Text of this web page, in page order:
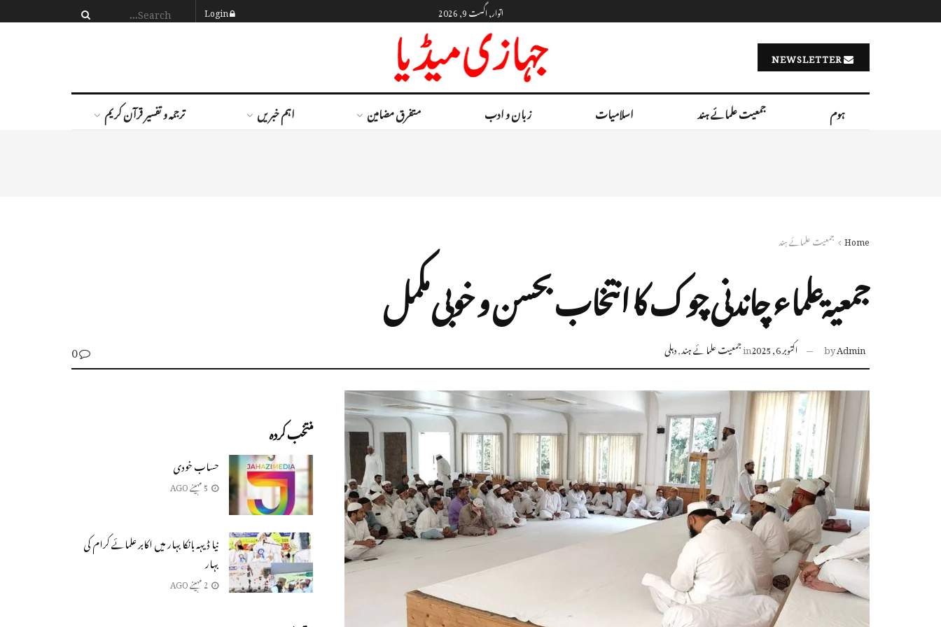
اتوار, اگست 9, 2026 Login
ہوم جمعیت علمائے ہند اسلامیات زبان و ادب متفرق مضامین اہم خبریں ترجمہ و تفسیر قرآن کریم
Home جمعیت علمائے ہند
جمعیۃعلماء چاندنی چوک کا انتخاب بحسن و خوبی مکمل
byAdmin اکتوبر 6, 2025 inجمعیت علمائے ہند,دہلی
منتخب کردہ
حساب خودی
نیا ڈیہہ بانکا بہار میں اکابر علمائے کرام کی
بہار